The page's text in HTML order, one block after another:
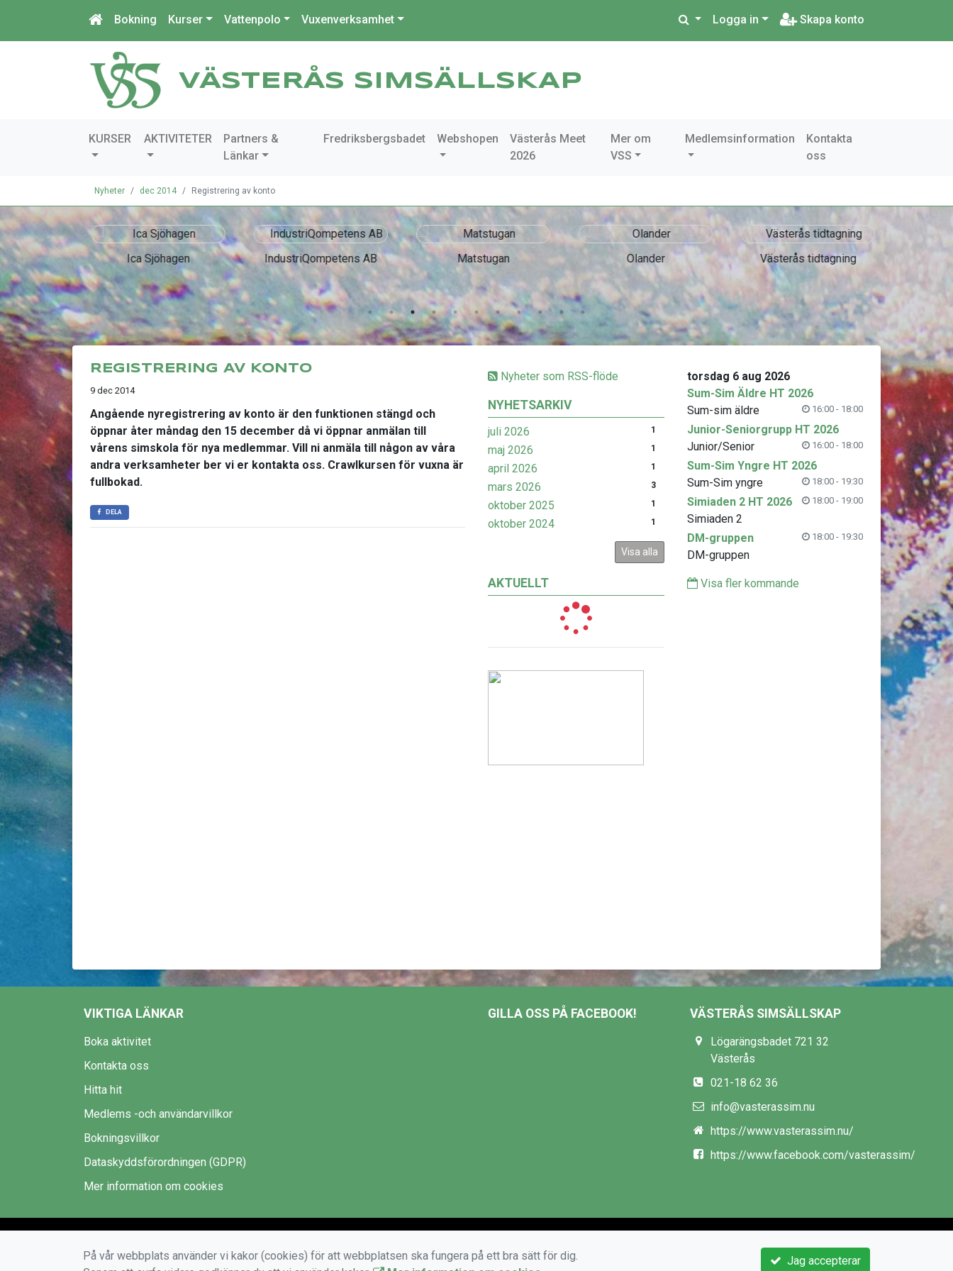
Bokning Kurser Vattenpolo Vuxenverksamhet Logga in Skapa konto
VÄSTERÅS SIMSÄLLSKAP
KURSER AKTIVITETER
Partners &
Länkar
Fredriksbergsbadet Webshopen
Västerås Meet
2026
Mer om
VSS
Medlemsinformation
Kontakta
oss
Nyheter dec 2014 Registrering av konto
Ica Sjöhagen IndustriQompetens AB Matstugan Olander
Västerås tidtagning
Nyheter som RSS-flöde
NYHETSARKIV
juli 2026 1
maj 2026 1
april 2026 1
mars 2026 3
oktober 2025 1
oktober 2024 1
Visa alla
AKTUELLT
REGISTRERING AV KONTO
9 dec 2014
Angående nyregistrering av konto är den funktionen stängd och
öppnar åter måndag den 15 december då vi öppnar anmälan till
vårens simskola för nya medlemmar. Vill ni anmäla till någon av våra
andra verksamheter ber vi er kontakta oss. Crawlkursen för vuxna är
fullbokad.
DELA
torsdag 6 aug 2026
Sum-Sim Äldre HT 2026
16:00 - 18:00
Sum-sim äldre
Junior-Seniorgrupp HT 2026
16:00 - 18:00
Junior/Senior
Sum-Sim Yngre HT 2026
18:00 - 19:30
Sum-Sim yngre
Simiaden 2 HT 2026
18:00 - 19:00
Simiaden 2
DM-gruppen
18:00 - 19:30
DM-gruppen
Visa fler kommande
VIKTIGA LÄNKAR
Boka aktivitet
Kontakta oss
Hitta hit
Medlems -och användarvillkor
Bokningsvillkor
Dataskyddsförordningen (GDPR)
Mer information om cookies
GILLA OSS PÅ FACEBOOK! VÄSTERÅS SIMSÄLLSKAP
Lögarängsbadet 721 32
Västerås
021-18 62 36
info@vasterassim.nu
https://www.vasterassim.nu/
https://www.facebook.com/vasterassim/
Jag accepterar
På vår webbplats använder vi kakor (cookies) för att webbplatsen ska fungera på ett bra sätt för dig.